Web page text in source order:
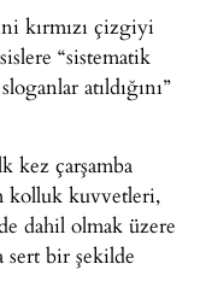
kırmızı çizgiyi
“sistematik
atıldığını”
kez çarşamba
kolluk kuvvetleri,
dahil olmak üzere
sert bir şekilde